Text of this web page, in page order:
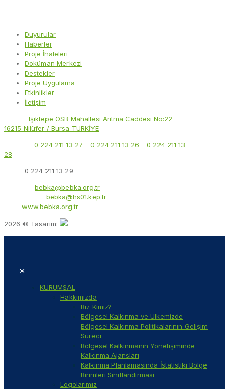
Duyurular
Haberler
Proje İhaleleri
Doküman Merkezi
Destekler
Proje Uygulama
Etkinlikler
İletişim
Işıktepe OSB Mahallesi Arıtma Caddesi No:22
16215 Nilüfer / Bursa TÜRKİYE
0 224 211 13 27 – 0 224 211 13 26 – 0 224 211 13
28
0 224 211 13 29
bebka@bebka.org.tr
bebka@hs01.kep.tr
www.bebka.org.tr
2026 © Tasarım:
✕
KURUMSAL
Hakkımızda
Biz Kimiz?
Bölgesel Kalkınma ve Ülkemizde
Bölgesel Kalkınma Politikalarının Gelişim
Süreci
Bölgesel Kalkınmanın Yönetişiminde
Kalkınma Ajansları
Kalkınma Planlamasında İstatistiki Bölge
Birimleri Sınıflandırması
Logolarımız